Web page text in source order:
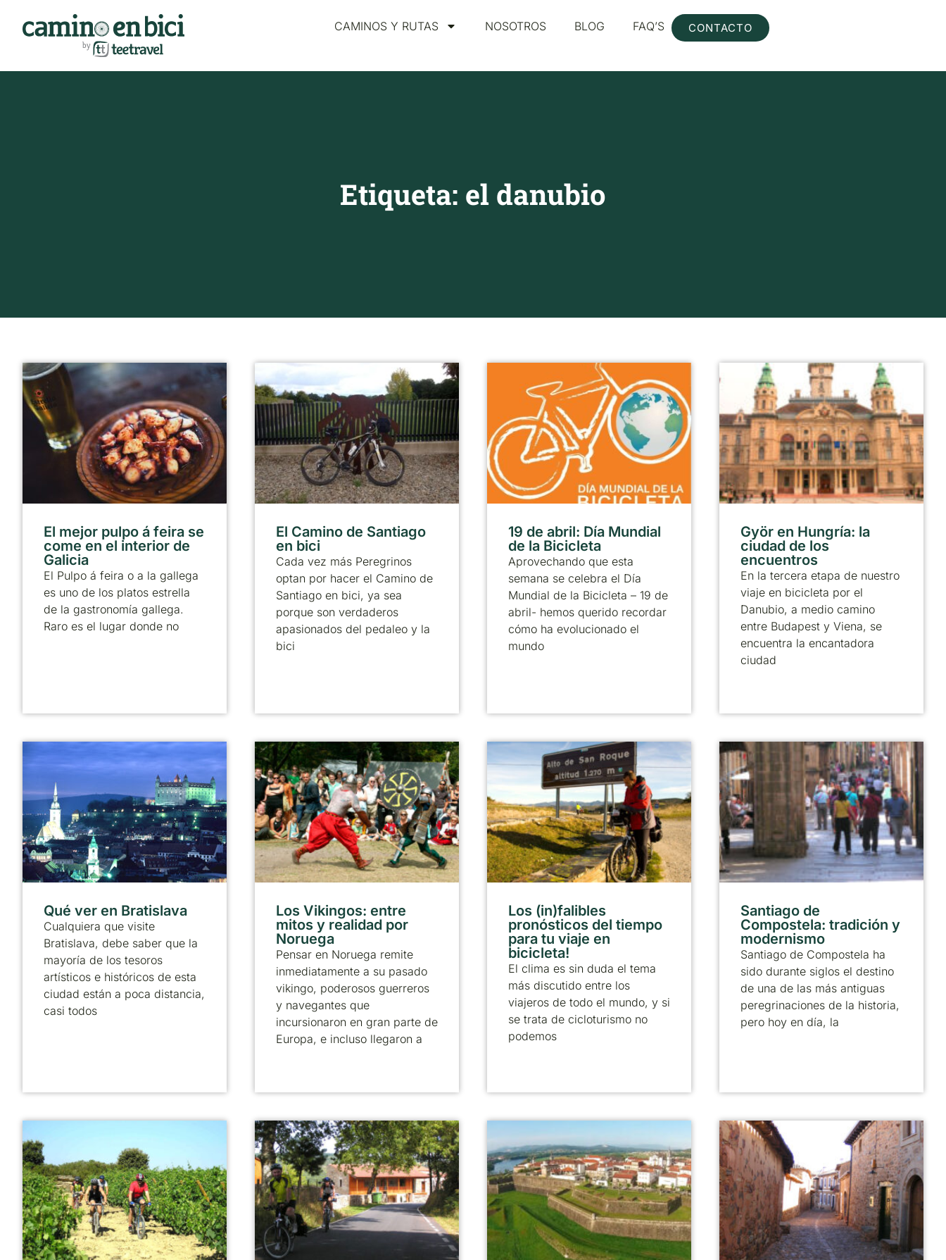
CAMINOS Y RUTAS NOSOTROS BLOG FAQ’S CONTACTO
Etiqueta: el danubio
El mejor pulpo á feira se
come en el interior de
Galicia
El Pulpo á feira o a la gallega
es uno de los platos estrella
de la gastronomía gallega.
Raro es el lugar donde no
El Camino de Santiago
en bici
Cada vez más Peregrinos
optan por hacer el Camino de
Santiago en bici, ya sea
porque son verdaderos
apasionados del pedaleo y la
bici
19 de abril: Día Mundial
de la Bicicleta
Aprovechando que esta
semana se celebra el Día
Mundial de la Bicicleta – 19 de
abril- hemos querido recordar
cómo ha evolucionado el
mundo
Györ en Hungría: la
ciudad de los
encuentros
En la tercera etapa de nuestro
viaje en bicicleta por el
Danubio, a medio camino
entre Budapest y Viena, se
encuentra la encantadora
ciudad
Qué ver en Bratislava
Cualquiera que visite
Bratislava, debe saber que la
mayoría de los tesoros
artísticos e históricos de esta
ciudad están a poca distancia,
casi todos
Los Vikingos: entre
mitos y realidad por
Noruega
Pensar en Noruega remite
inmediatamente a su pasado
vikingo, poderosos guerreros
y navegantes que
incursionaron en gran parte de
Europa, e incluso llegaron a
Los (in)falibles
pronósticos del tiempo
para tu viaje en
bicicleta!
El clima es sin duda el tema
más discutido entre los
viajeros de todo el mundo, y si
se trata de cicloturismo no
podemos
Santiago de
Compostela: tradición y
modernismo
Santiago de Compostela ha
sido durante siglos el destino
de una de las más antiguas
peregrinaciones de la historia,
pero hoy en día, la